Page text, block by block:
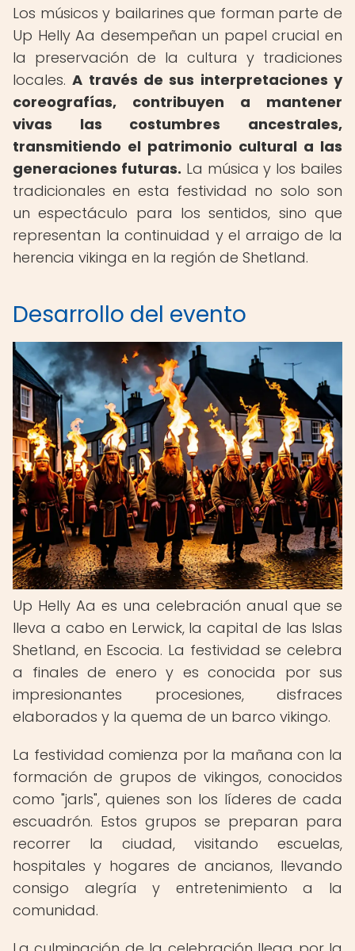
Los músicos y bailarines que forman parte de
Up Helly Aa desempeñan un papel crucial en
la preservación de la cultura y tradiciones
locales.A través de sus interpretaciones y
coreografías, contribuyen a mantener
vivas las costumbres ancestrales,
transmitiendo el patrimonio cultural a las
generaciones futuras. La música y los bailes
tradicionales en esta festividad no solo son
un espectáculo para los sentidos, sino que
representan la continuidad y el arraigo de la
herencia vikinga en la región de Shetland.
Desarrollo del evento
Up Helly Aa es una celebración anual que se
lleva a cabo en Lerwick, la capital de las Islas
Shetland, en Escocia. La festividad se celebra
a finales de enero y es conocida por sus
impresionantes procesiones, disfraces
elaborados y la quema de un barco vikingo.
La festividad comienza por la mañana con la
formación de grupos de vikingos, conocidos
como "jarls", quienes son los líderes de cada
escuadrón. Estos grupos se preparan para
recorrer la ciudad, visitando escuelas,
hospitales y hogares de ancianos, llevando
consigo alegría y entretenimiento a la
comunidad.